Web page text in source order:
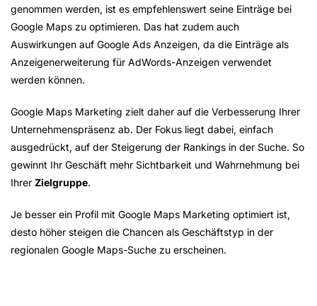
genommen werden, ist es empfehlenswert seine Einträge bei
Google Maps zu optimieren. Das hat zudem auch
Auswirkungen auf Google Ads Anzeigen, da die Einträge als
Anzeigenerweiterung für AdWords-Anzeigen verwendet
werden können.
Google Maps Marketing zielt daher auf die Verbesserung Ihrer
Unternehmenspräsenz ab. Der Fokus liegt dabei, einfach
ausgedrückt, auf der Steigerung der Rankings in der Suche. So
gewinnt Ihr Geschäft mehr Sichtbarkeit und Wahrnehmung bei
Ihrer Zielgruppe.
Je besser ein Profil mit Google Maps Marketing optimiert ist,
desto höher steigen die Chancen als Geschäftstyp in der
regionalen Google Maps-Suche zu erscheinen.